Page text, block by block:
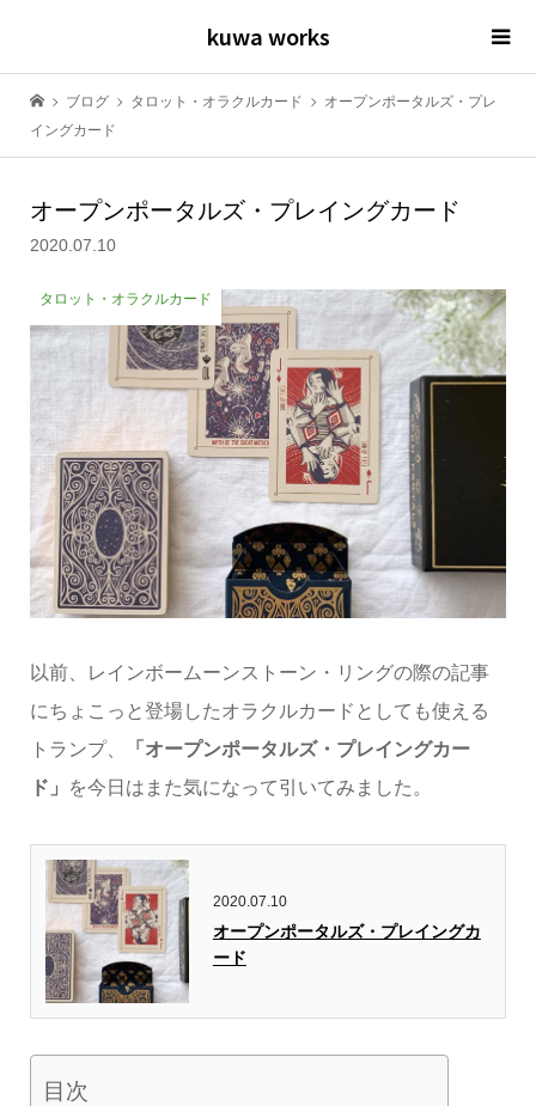
kuwa works
ブログ タロット・オラクルカード
オープンポータルズ・プレ
イングカード
オープンポータルズ・プレイングカード
2020.07.10
タロット・オラクルカード
以前、レインボームーンストーン・リングの際の記事
にちょこっと登場したオラクルカードとしても使える
トランプ、
「オープンポータルズ・プレイングカー
ド」
を今日はまた気になって引いてみました。
2020.07.10
オープンポータルズ・プレイングカ
ード
目次